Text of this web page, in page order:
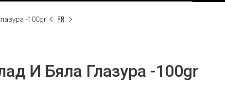
-100gr
И Бяла Глазура -100gr